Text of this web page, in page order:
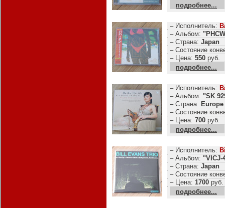
подробнее...
– Исполнитель:
– Альбом:
– Страна: Japan
– Состояние
– Цена: 550 руб.
подробнее...
– Исполнитель:
– Альбом: "SK
– Страна: Europe
– Состояние
– Цена: 700 руб.
подробнее...
– Исполнитель:
– Альбом: "VICJ-
– Страна: Japan
– Состояние
– Цена: 1700 руб.
подробнее...